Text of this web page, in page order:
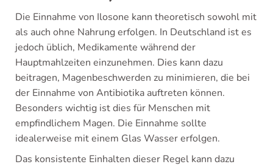
Die Einnahme von Ilosone kann theoretisch sowohl mit
als auch ohne Nahrung erfolgen. In Deutschland ist es
jedoch üblich, Medikamente während der
Hauptmahlzeiten einzunehmen. Dies kann dazu
beitragen, Magenbeschwerden zu minimieren, die bei
der Einnahme von Antibiotika auftreten können.
Besonders wichtig ist dies für Menschen mit
empfindlichem Magen. Die Einnahme sollte
idealerweise mit einem Glas Wasser erfolgen.
Das konsistente Einhalten dieser Regel kann dazu